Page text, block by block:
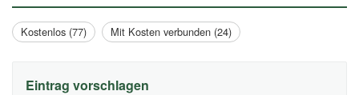
Kostenlos (77) Mit Kosten verbunden (24)
Eintrag vorschlagen